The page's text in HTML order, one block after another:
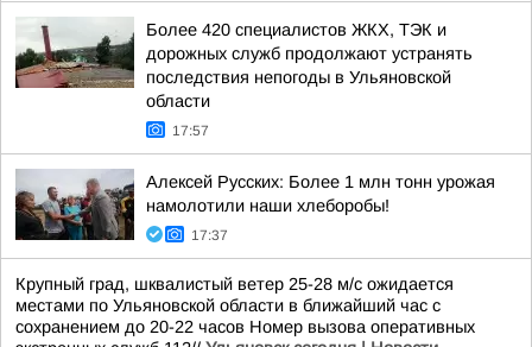
Более 420 специалистов ЖКХ, ТЭК и
дорожных служб продолжают устранять
последствия непогоды в Ульяновской
области
17:57
Алексей Русских: Более 1 млн тонн урожая
намолотили наши хлеборобы!
17:37
Крупный град, шквалистый ветер 25-28 м/с ожидается
местами по Ульяновской области в ближайший час с
сохранением до 20-22 часов Номер вызова оперативных